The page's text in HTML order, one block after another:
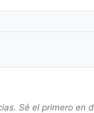
Sé el primero en